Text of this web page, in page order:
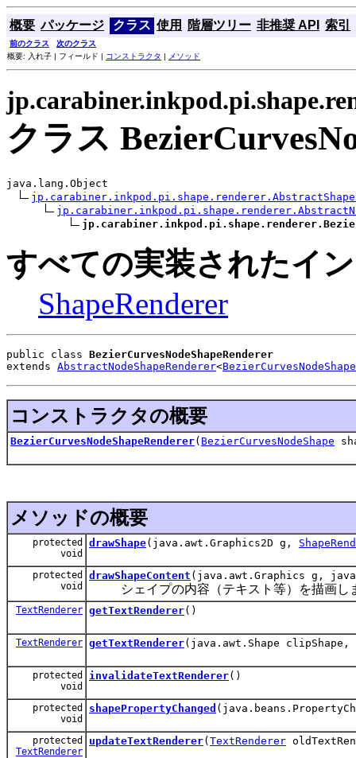
概要 パッケージ クラス 使用 階層ツリー 非推奨 API 索引
前のクラス
次のクラス
概要: 入れ子 | フィールド | コンストラクタ | メソッド
クラス
java.lang.Object
すべての実装されたイ
ShapeRenderer
public class BezierCurvesNodeShapeRenderer
extends AbstractNodeShapeRenderer<BezierCurvesNodeShape
コンストラクタの概要
BezierCurvesNodeShapeRenderer( BezierCurvesNodeShape
メソッドの概要
protected
void
drawShape(java.awt.Graphics2D g,
protected
void
drawShapeContent (java.awt.Graphics g,
シェイプの内容（テキスト等）を描画し
TextRenderer getTextRenderer()
TextRenderer getTextRenderer(java.awt.Shape clipShape,
protected
void
invalidateTextRenderer()
protected
void
shapePropertyChanged
protected
TextRenderer
updateTextRenderer( TextRenderer